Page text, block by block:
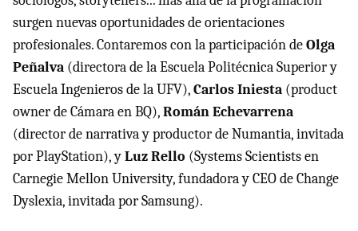
surgen nuevas oportunidades de orientaciones
profesionales. Contaremos con la participación deOlga
Peñalva (directora de la Escuela Politécnica Superior y
Escuela Ingenieros de la UFV),Carlos Iniesta (product
owner de Cámara en BQ),Román Echevarrena
(director de narrativa y productor de Numantia, invitada
por PlayStation), yLuz Rello (Systems Scientists en
Carnegie Mellon University, fundadora y CEO de Change
Dyslexia, invitada por Samsung).